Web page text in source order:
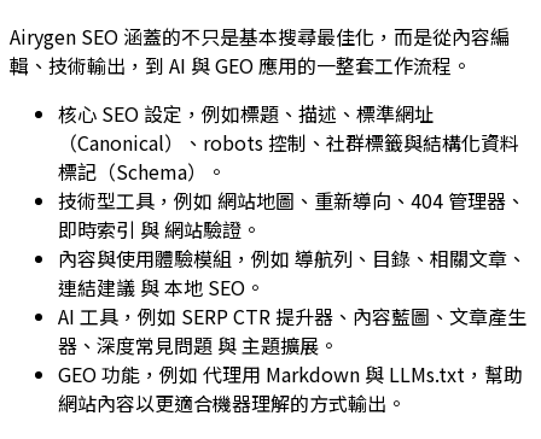
Airygen SEO 涵蓋的不只是基本搜尋最佳化，而是從內容編
輯、技術輸出，到 AI 與 GEO 應用的一整套工作流程。
核心 SEO 設定，例如標題、描述、標準網址
（Canonical）、robots 控制、社群標籤與結構化資料
標記（Schema）。
技術型工具，例如 網站地圖 、 重新導向 、 404 管理器 、
即時索引 與網站驗證 。
內容與使用體驗模組，例如 導航列 、 目錄 、 相關文章 、
連結建議 與本地 SEO 。
AI 工具，例如 SERP CTR 提升器 、 內容藍圖 、 文章產生
器 、 深度常見問題 與主題擴展 。
GEO 功能，例如 代理用 Markdown 與 LLMs.txt ，幫助
網站內容以更適合機器理解的方式輸出。